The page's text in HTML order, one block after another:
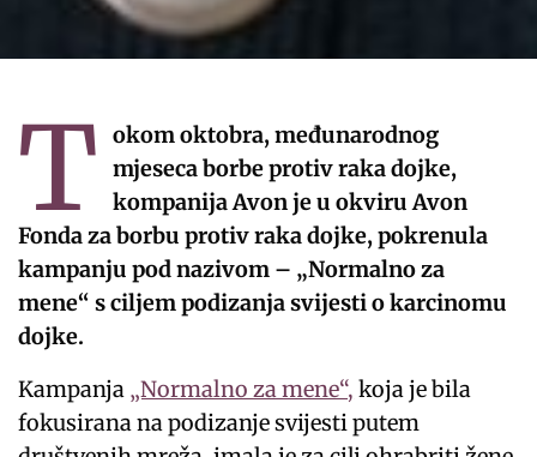
T
okom oktobra, međunarodnog
mjeseca borbe protiv raka dojke,
kompanija Avon je u okviru Avon
Fonda za borbu protiv raka dojke, pokrenula
kampanju pod nazivom – „Normalno za
mene“ s ciljem podizanja svijesti o karcinomu
dojke.
Kampanja „Normalno za mene“, koja je bila
fokusirana na podizanje svijesti putem